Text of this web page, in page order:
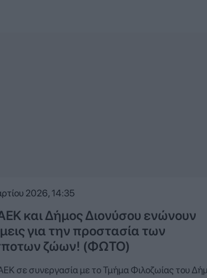
2026, 14:35
και Δήμος Διονύσου ενώνουν
για την προστασία των
ζώων! (ΦΩΤΟ)
σε συνεργασία με το Τμήμα Φιλοζωίας του